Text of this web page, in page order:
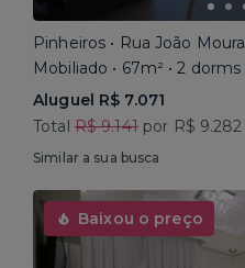
Pinheiros • Rua João Moura
Mobiliado • 67m² • 2 dorms
Aluguel R$ 7.071
Total R$ 9.141por R$ 9.282
Similar a sua busca
Baixou o preço